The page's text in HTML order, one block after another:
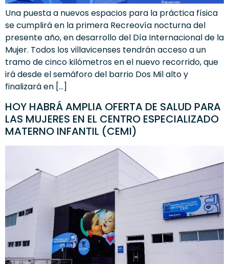
Una puesta a nuevos espacios para la práctica física
se cumplirá en la primera Recreovía nocturna del
presente año, en desarrollo del Día Internacional de la
Mujer. Todos los villavicenses tendrán acceso a un
tramo de cinco kilómetros en el nuevo recorrido, que
irá desde el semáforo del barrio Dos Mil alto y
finalizará en […]
HOY HABRÁ AMPLIA OFERTA DE SALUD PARA
LAS MUJERES EN EL CENTRO ESPECIALIZADO
MATERNO INFANTIL (CEMI)